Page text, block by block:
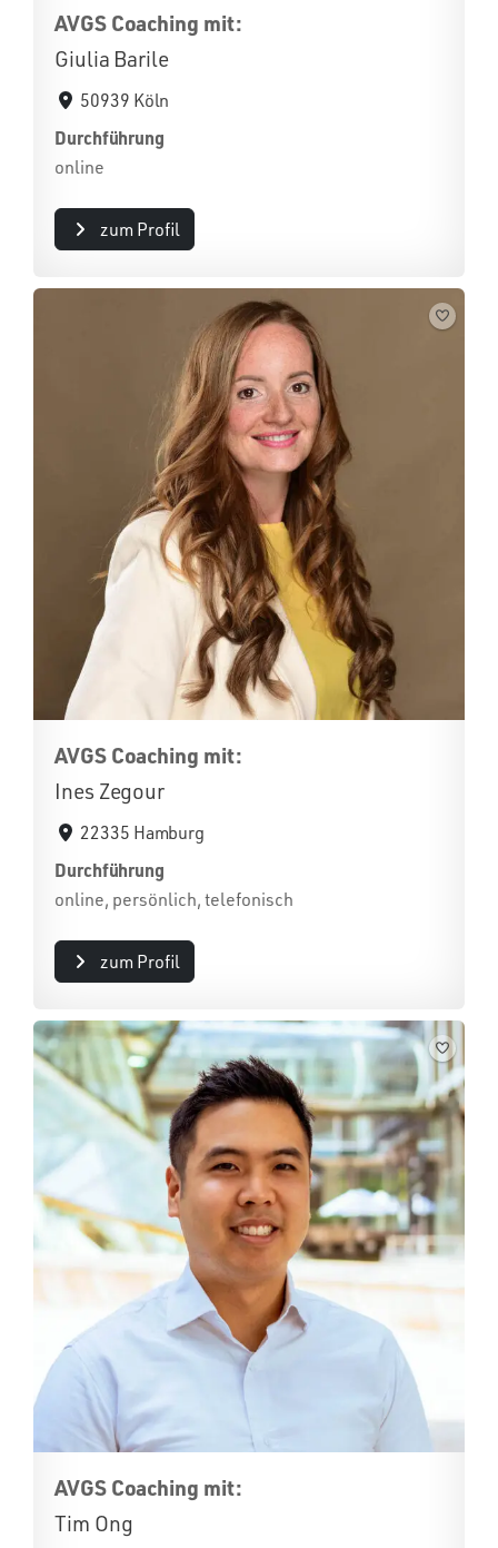
AVGS Coaching mit:
Giulia Barile
50939 Köln
Durchführung
online
zum Profil
AVGS Coaching mit:
Ines Zegour
22335 Hamburg
Durchführung
online, persönlich, telefonisch
zum Profil
AVGS Coaching mit:
Tim Ong